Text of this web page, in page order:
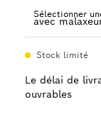
Sélectionner
closed
Stock limité
Le délai de
ouvrables